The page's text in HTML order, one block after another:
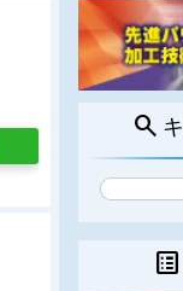
search
list_alt